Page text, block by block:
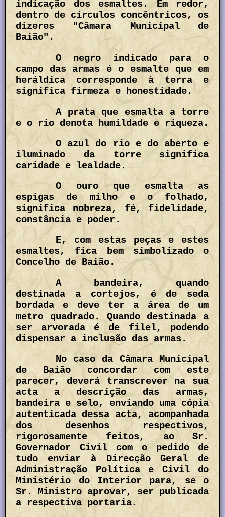
indicação dos esmaltes. Em redor,
dentro de círculos concêntricos, os
dizeres "Câmara Municipal de
Baião".
O negro indicado para o
campo das armas é o esmalte que em
heráldica corresponde à terra e
significa firmeza e honestidade.
A prata que esmalta a torre
e o rio denota humildade e riqueza.
O azul do rio e do aberto e
iluminado da torre significa
caridade e lealdade.
O ouro que esmalta as
espigas de milho e o folhado,
significa nobreza, fé, fidelidade,
constância e poder.
E, com estas peças e estes
esmaltes, fica bem simbolizado o
Concelho de Baião.
A bandeira, quando
destinada a cortejos, é de seda
bordada e deve ter a área de um
metro quadrado. Quando destinada a
ser arvorada é de filel, podendo
dispensar a inclusão das armas.
No caso da Câmara Municipal
de Baião concordar com este
parecer, deverá transcrever na sua
acta a descrição das armas,
bandeira e selo, enviando uma cópia
autenticada dessa acta, acompanhada
dos desenhos respectivos,
rigorosamente feitos, ao Sr.
Governador Civil com o pedido de
tudo enviar à Direcção Geral de
Administração Política e Civil do
Ministério do Interior para, se o
Sr. Ministro aprovar, ser publicada
a respectiva portaria.